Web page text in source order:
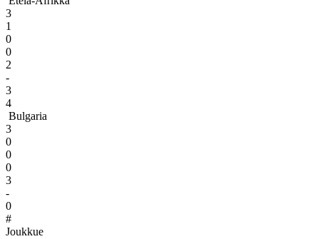
3
1
0
0
2
-
3
4
Bulgaria
3
0
0
0
3
-
0
#
Joukkue